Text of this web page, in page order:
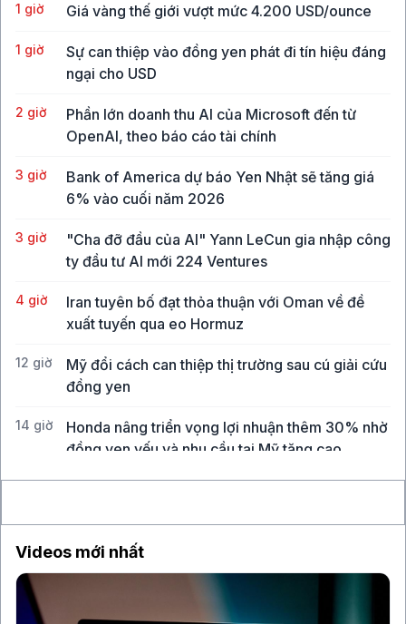
1 giờ Giá vàng thế giới vượt mức 4.200 USD/ounce
1 giờ
Sự can thiệp vào đồng yen phát đi tín hiệu đáng
ngại cho USD
2 giờ
Phần lớn doanh thu AI của Microsoft đến từ
OpenAI, theo báo cáo tài chính
3 giờ
Bank of America dự báo Yen Nhật sẽ tăng giá
6% vào cuối năm 2026
3 giờ
"Cha đỡ đầu của AI" Yann LeCun gia nhập công
ty đầu tư AI mới 224 Ventures
4 giờ
Iran tuyên bố đạt thỏa thuận với Oman về đề
xuất tuyến qua eo Hormuz
12 giờ
Mỹ đổi cách can thiệp thị trường sau cú giải cứu
đồng yen
14 giờ
Honda nâng triển vọng lợi nhuận thêm 30% nhờ
đồng yen yếu và nhu cầu tại Mỹ tăng cao
Videos mới nhất